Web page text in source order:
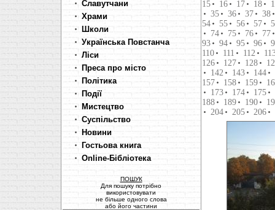
Славутчани
Храми
Школи
Українська Повстанча
Ліси
Преса про місто
Політика
Події
Мистецтво
Суспільство
Новини
Гостьова книга
Online-Бібліотека
ПОШУК
Для пошуку потрібно
використовувати
не більше одного слова
або його частини
15
16 17 18
35
36 37
38
54
55 56 57
74
75 76
77
93
94 95 96
110
111 112
126
127 128
142
143
144
157
158 159
173
174
175
188
189 190
204
205 206